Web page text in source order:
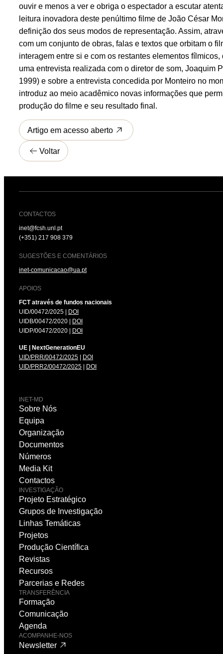
ouvir e menos a ver e obriga o espectador a escutar
leitura inovadora deste penúltimo filme de João César
definição dos seus modos de representação. Assim,
com um conjunto de obras, falas e textos que orbitam o
interagem entre si e com os restantes elementos
uma entrevista realizada com o diretor de som, Joaquim
1999) e sobre a entrevista concedida por Monteiro no
introduz ao meio acadêmico novas informações que
produção do filme e seu resultado final.
Artigo em acesso aberto
Voltar
CONTACTOS
inet@fcsh.unl.pt
(+351) 217 908 379
SUGESTÕES E COMENTÁRIOS
inet-comunicacao@ua.pt
APOIOS
FCT através de fundos nacionais
UID/00472/2025 |
DOI
UIDB/00472/2020 |
DOI
UIDP/00472/2020 |
DOI
UE | NextGenerationEU
UID/PRR/00472/2025
DOI
UID/PRR2/00472/2025
DOI
INET-MD
Sobre Nós
Equipa
Organização
Documentos
Números
Media Kit
Contactos
INVESTIGAÇÃO
Projeto Estratégico
Grupos de Investigação
Linhas Temáticas
Projetos
Produção Científica
Revistas
Recursos
Parcerias e Redes
TRANSFERÊNCIA
Formação
Comunicação
Agenda
ACOMPANHE-NOS
Newsletter